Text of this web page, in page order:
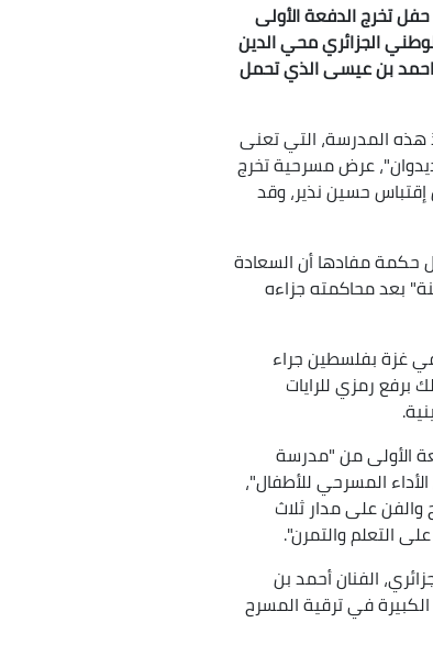
حفل تخرج الدفعة الأولى
لمؤسسة المسرح الوطني الجزائري محي الدين
احمد بن عيسى الذي تحمل
هذه المدرسة، التي تعنى
عرض مسرحية تخرج
حسين نذير، وقد
حكمة مفادها أن السعادة
بعد محاكمته جزاءه
غزة بفلسطين جراء
برفع رمزي للرايات
الأولى من "مدرسة
المسرحي للأطفال"،
و17 سنة جمعهم حب المسرح والفن على مدار ثلاث
التعلم والتمرن".
الفنان أحمد بن
في ترقية المسرح